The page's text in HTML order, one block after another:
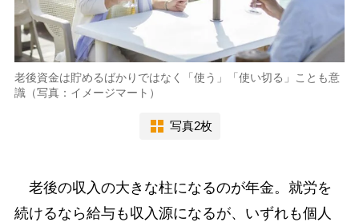
老後資金は貯めるばかりではなく「使う」「使い切る」ことも意
識（写真：イメージマート）
写真2枚
老後の収入の大きな柱になるのが年金。就労を
続けるなら給与も収入源になるが、いずれも個人